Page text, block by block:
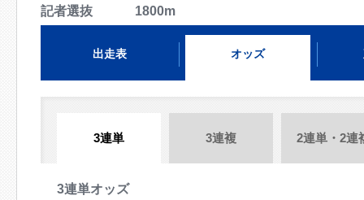
記者選抜 1800m
出走表 オッズ
3連単 3連複 2連単・2連
3連単オッズ